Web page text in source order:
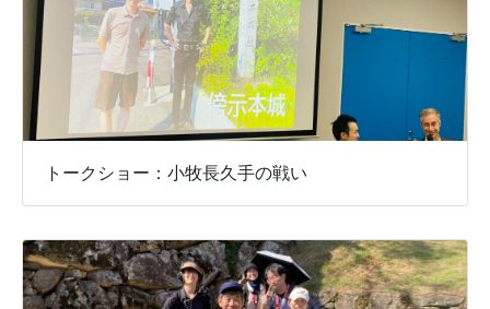
トークショー：小牧長久手の戦い